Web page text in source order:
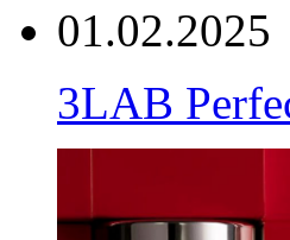
01.02.2025
3LAB